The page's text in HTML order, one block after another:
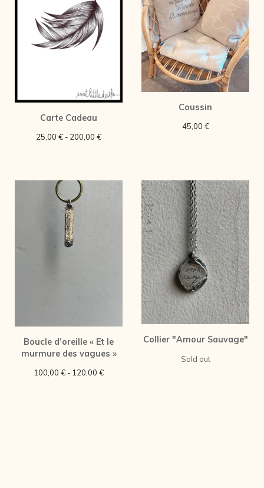
Carte Cadeau
25,00 € - 200,00 €
Coussin
45,00 €
Boucle d’oreille « Et le
murmure des vagues »
100,00 € - 120,00 €
Collier "Amour Sauvage"
Sold out